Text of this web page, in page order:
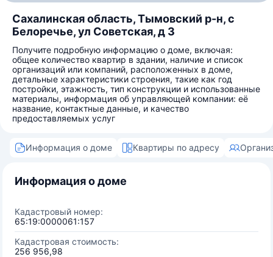
Сахалинская область, Тымовский р-н, с
Белоречье, ул Советская, д 3
Получите подробную информацию о доме, включая:
общее количество квартир в здании, наличие и список
организаций или компаний, расположенных в доме,
детальные характеристики строения, такие как год
постройки, этажность, тип конструкции и использованные
материалы, информация об управляющей компании: её
название, контактные данные, и качество
предоставляемых услуг
Информация о доме Квартиры по адресу
Информация о доме
Кадастровый номер:
65:19:0000061:157
Кадастровая стоимость:
256 956,98